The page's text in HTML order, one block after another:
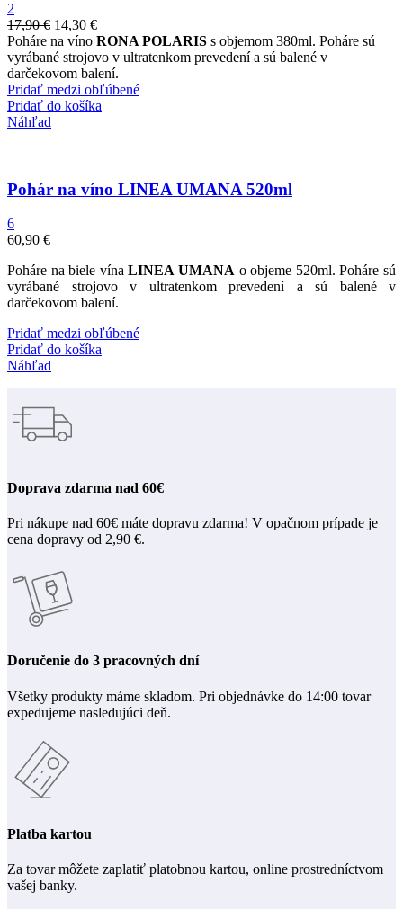
2
17,90€ 14,30 €
Poháre na víno RONA POLARIS s objemom 380ml. Poháre sú
vyrábané strojovo v ultratenkom prevedení a sú balené v
darčekovom balení.
Pridať medzi obľúbené
Pridať do košíka
Náhľad
Pohár na víno LINEA UMANA 520ml
6
60,90 €
Poháre na biele vínaLINEA UMANA o objeme 520ml. Poháre sú
vyrábané strojovo v ultratenkom prevedení a sú balené v
darčekovom balení.
Pridať medzi obľúbené
Pridať do košíka
Náhľad
Doprava zdarma nad 60€
Pri nákupe nad 60€ máte dopravu zdarma! V opačnom prípade je
cena dopravy od 2,90 €.
Doručenie do 3 pracovných dní
Všetky produkty máme skladom. Pri objednávke do 14:00 tovar
expedujeme nasledujúci deň.
Platba kartou
Za tovar môžete zaplatiť platobnou kartou, online prostredníctvom
vašej banky.